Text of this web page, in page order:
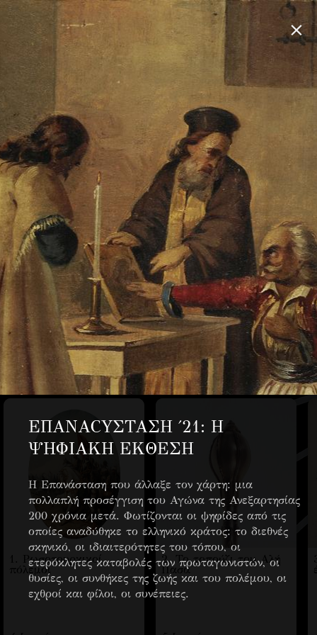
×
EΠANACYΣΤΑΣΗ ΄21: Η
ΨΗΦΙΑΚΗ ΕΚΘΕΣΗ
Η Επανάσταση που άλλαξε τον χάρτη: μια
πολλαπλή προσέγγιση του Αγώνα της Ανεξαρτησίας
200 χρόνια μετά. Φωτίζονται οι ψηφίδες από τις
οποίες αναδύθηκε το ελληνικό κράτος: το διεθνές
σκηνικό, οι ιδιαιτερότητες του τόπου, οι
ετερόκλητες καταβολές των πρωταγωνιστών, οι
θυσίες, οι συνθήκες της ζωής και του πολέμου, οι
εχθροί και φίλοι, οι συνέπειες.
1. Ρωσοτουρκικοί
πόλεμοι
2. Το τοπούζι του Αλή
Πασά